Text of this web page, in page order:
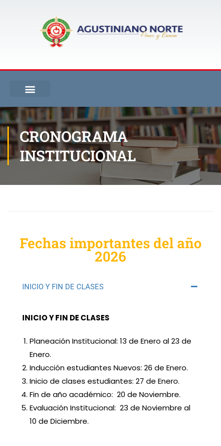
CRONOGRAMA
INSTITUCIONAL
Fechas importantes del año
2026
INICIO Y FIN DE CLASES
INICIO Y FIN DE CLASES
Planeación Institucional: 13 de Enero al 23 de
Enero.
Inducción estudiantes Nuevos: 26 de Enero.
Inicio de clases estudiantes: 27 de Enero.
Fin de año académico: 20 de Noviembre.
Evaluación Institucional: 23 de Noviembre al
10 de Diciembre.